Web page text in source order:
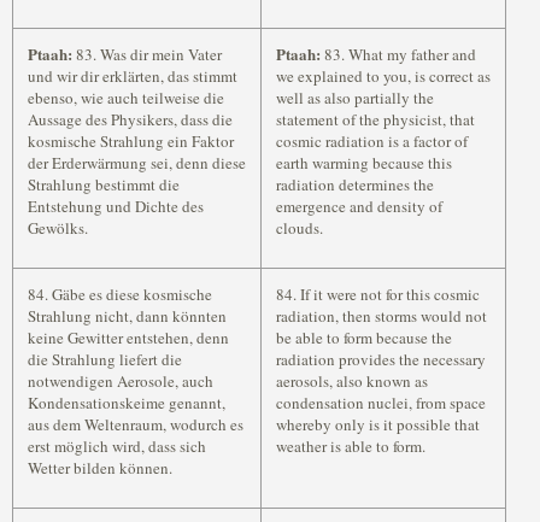
Ptaah: 83. Was dir mein Vater
und wir dir erklärten, das stimmt
ebenso, wie auch teilweise die
Aussage des Physikers, dass die
kosmische Strahlung ein Faktor
der Erderwärmung sei, denn diese
Strahlung bestimmt die
Entstehung und Dichte des
Gewölks.
Ptaah: 83. What my father and
we explained to you, is correct as
well as also partially the
statement of the physicist, that
cosmic radiation is a factor of
earth warming because this
radiation determines the
emergence and density of
clouds.
84. Gäbe es diese kosmische
Strahlung nicht, dann könnten
keine Gewitter entstehen, denn
die Strahlung liefert die
notwendigen Aerosole, auch
Kondensationskeime genannt,
aus dem Weltenraum, wodurch es
erst möglich wird, dass sich
Wetter bilden können.
84. If it were not for this cosmic
radiation, then storms would not
be able to form because the
radiation provides the necessary
aerosols, also known as
condensation nuclei, from space
whereby only is it possible that
weather is able to form.